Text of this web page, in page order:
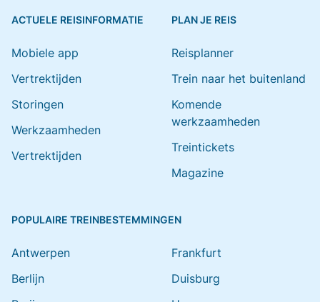
ACTUELE REISINFORMATIE
Mobiele app
Vertrektijden
Storingen
Werkzaamheden
Vertrektijden
PLAN JE REIS
Reisplanner
Trein naar het buitenland
Komende
werkzaamheden
Treintickets
Magazine
POPULAIRE TREINBESTEMMINGEN
Antwerpen
Berlijn
Frankfurt
Duisburg